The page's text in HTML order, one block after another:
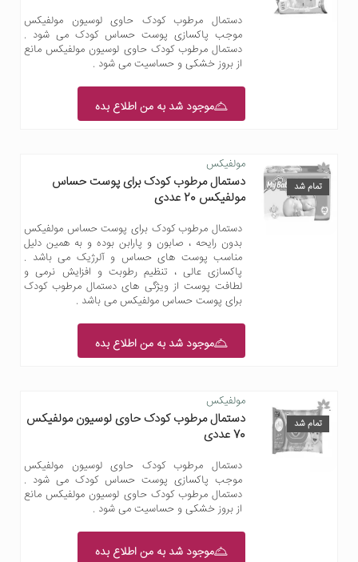
دستمال مرطوب کودک حاوی لوسیون مولفیکس
موجب پاکسازی پوست حساس کودک می شود .
دستمال مرطوب کودک حاوی لوسیون مولفیکس مانع
از بروز خشکی و حساسیت می شود .
موجود شد به من اطلاع بده
تمام شد
مولفیکس
دستمال مرطوب کودک برای پوست حساس
مولفیکس 20 عددی
دستمال مرطوب کودک برای پوست حساس مولفیکس
بدون رایحه ، صابون و پارابن بوده و به همین دلیل
مناسب پوست های حساس و آلرژیک می باشد .
پاکسازی عالی ، تنظیم رطوبت و افزایش نرمی و
لطافت پوست از ویژگی های دستمال مرطوب کودک
برای پوست حساس مولفیکس می باشد .
موجود شد به من اطلاع بده
تمام شد
مولفیکس
دستمال مرطوب کودک حاوی لوسیون مولفیکس
70 عددی
دستمال مرطوب کودک حاوی لوسیون مولفیکس
موجب پاکسازی پوست حساس کودک می شود .
دستمال مرطوب کودک حاوی لوسیون مولفیکس مانع
از بروز خشکی و حساسیت می شود .
موجود شد به من اطلاع بده